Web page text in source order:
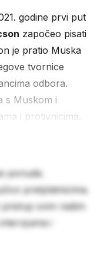
godine prvi put
započeo pisati
je pratio Muska
tvornice
odbora.
s Muskom i
i protivnicima.
ponude.
pretplatnicima.
svim našim
i